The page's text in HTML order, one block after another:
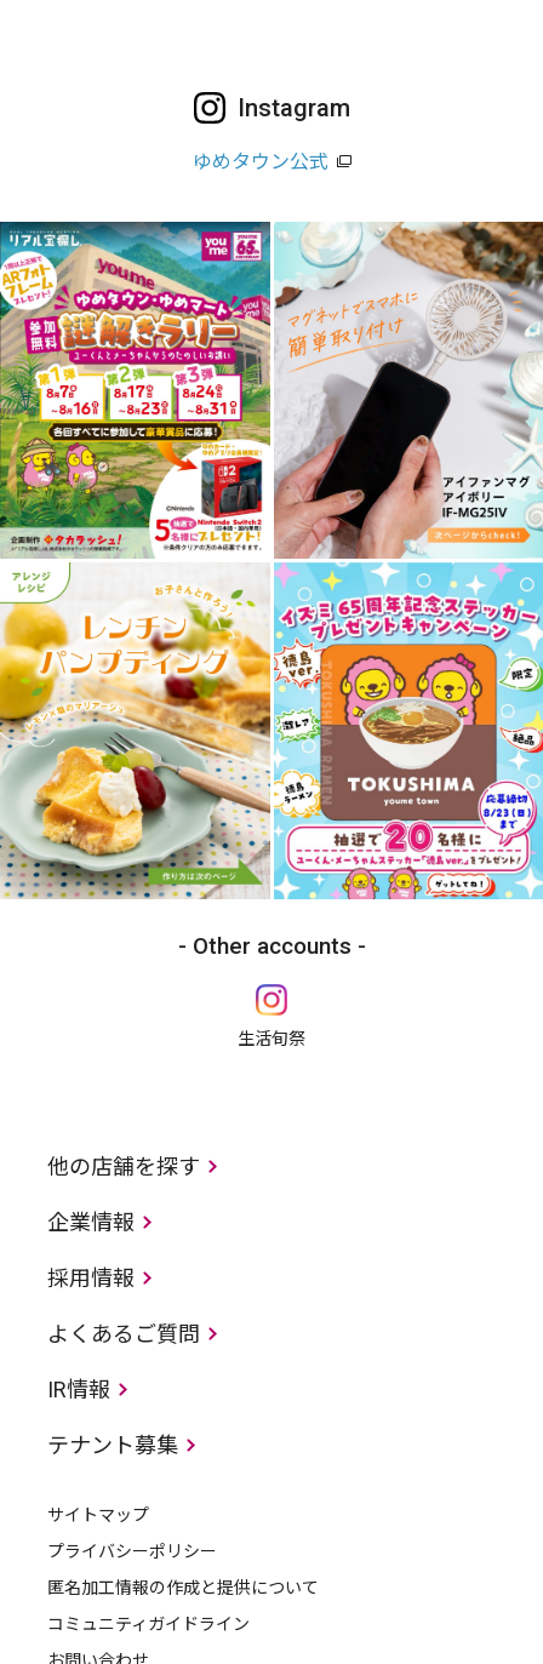
Instagram
ゆめタウン公式
Other accounts
生活旬祭
他の店舗を探す
企業情報
採用情報
よくあるご質問
IR情報
テナント募集
サイトマップ
プライバシーポリシー
匿名加工情報の作成と提供について
コミュニティガイドライン